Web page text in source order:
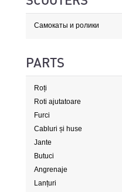
Самокаты и ролики
PARTS
Roți
Roti ajutatoare
Furci
Cabluri și huse
Jante
Butuci
Angrenaje
Lanțuri